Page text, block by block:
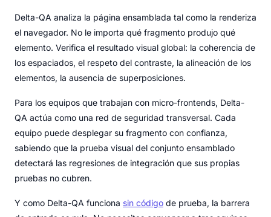
Delta-QA analiza la página ensamblada tal como la renderiza
el navegador. No le importa qué fragmento produjo qué
elemento. Verifica el resultado visual global: la coherencia de
los espaciados, el respeto del contraste, la alineación de los
elementos, la ausencia de superposiciones.
Para los equipos que trabajan con micro-frontends, Delta-
QA actúa como una red de seguridad transversal. Cada
equipo puede desplegar su fragmento con confianza,
sabiendo que la prueba visual del conjunto ensamblado
detectará las regresiones de integración que sus propias
pruebas no cubren.
Y como Delta-QA funciona sin código de prueba, la barrera